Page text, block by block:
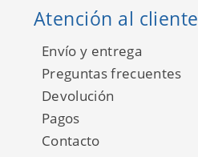
The Greatest Hits
FD40291
Atención al cliente
Envío y entrega
Preguntas frecuentes
Devolución
Pagos
Contacto